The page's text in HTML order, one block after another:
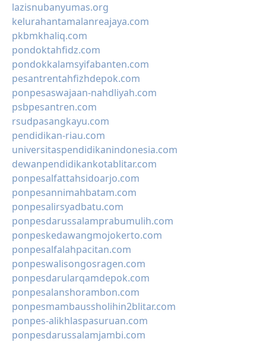
lazisnubanyumas.org
kelurahantamalanreajaya.com
pkbmkhaliq.com
pondoktahfidz.com
pondokkalamsyifabanten.com
pesantrentahfizhdepok.com
ponpesaswajaan-nahdliyah.com
psbpesantren.com
rsudpasangkayu.com
pendidikan-riau.com
universitaspendidikanindonesia.com
dewanpendidikankotablitar.com
ponpesalfattahsidoarjo.com
ponpesannimahbatam.com
ponpesalirsyadbatu.com
ponpesdarussalamprabumulih.com
ponpeskedawangmojokerto.com
ponpesalfalahpacitan.com
ponpeswalisongosragen.com
ponpesdarularqamdepok.com
ponpesalanshorambon.com
ponpesmambaussholihin2blitar.com
ponpes-alikhlaspasuruan.com
ponpesdarussalamjambi.com